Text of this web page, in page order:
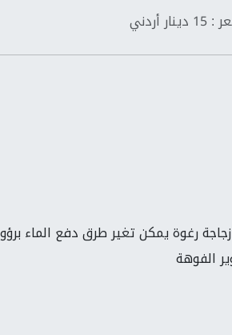
أردني
رغوة يمكن تغير طرق دفع الماء
الفوهة